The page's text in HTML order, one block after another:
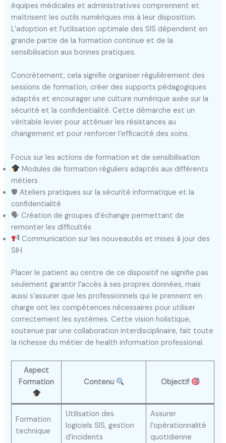
équipes médicales et administratives comprennent et
maîtrisent les outils numériques mis à leur disposition.
L’adoption et l’utilisation optimale des SIS dépendent en
grande partie de la formation continue et de la
sensibilisation aux bonnes pratiques.
Concrètement, cela signifie organiser régulièrement des
sessions de formation, créer des supports pédagogiques
adaptés et encourager une culture numérique axée sur la
sécurité et la confidentialité. Cette démarche est un
véritable levier pour atténuer les résistances au
changement et pour renforcer l’efficacité des soins.
Focus sur les actions de formation et de sensibilisation
Modules de formation réguliers adaptés aux différents
métiers
🛡 Ateliers pratiques sur la sécurité informatique et la
confidentialité
🗣 Création de groupes d’échange permettant de
remonter les difficultés
Communication sur les nouveautés et mises à jour des
SIH
Placer le patient au centre de ce dispositif ne signifie pas
seulement garantir l’accès à ses propres données, mais
aussi s’assurer que les professionnels qui le prennent en
charge ont les compétences nécessaires pour utiliser
correctement les systèmes. Cette vision holistique,
soutenue par une collaboration interdisciplinaire, fait toute
la richesse du métier de health information professional.
Aspect
Formation
Contenu Objectif
Formation
technique
Utilisation des
logiciels SIS, gestion
d’incidents
Assurer
l’opérationnalité
quotidienne